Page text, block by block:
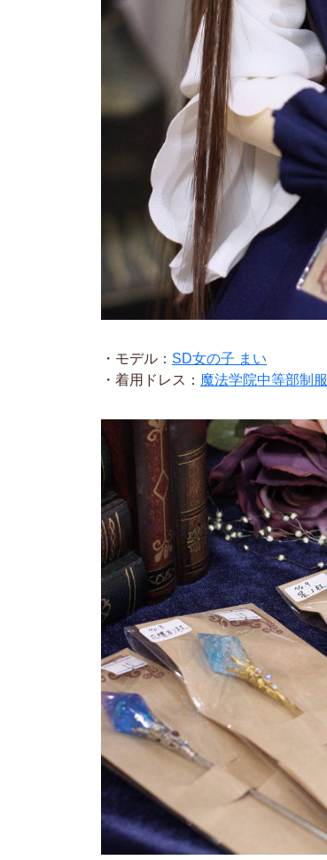
・モデル： SD女の子 まい
・着用ドレス： 魔法学院中等部制服